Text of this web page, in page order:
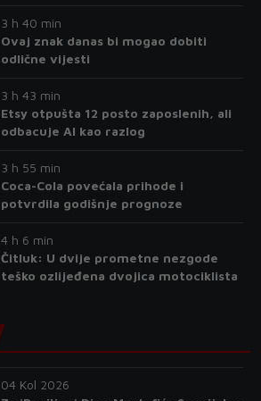
3 h 40 min
Ovaj znak danas bi mogao dobiti
odlične vijesti
3 h 43 min
Etsy otpušta 12 posto zaposlenih, ali
odbacuje AI kao razlog
3 h 55 min
Coca-Cola povećala prihode i
potvrdila godišnje prognoze
4 h 6 min
Čitluk: U dvije prometne nezgode
teško ozlijeđena dvojica motociklista
04 Kol 2026